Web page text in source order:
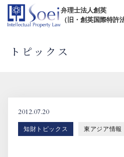
弁理士法人創英
（旧・創英国際特許
弁理士紹介
トピックス
2012.07.20
知財トピックス 東アジア情報